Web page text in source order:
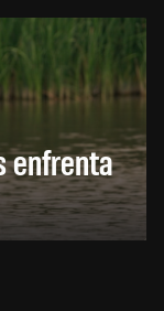
enfrenta